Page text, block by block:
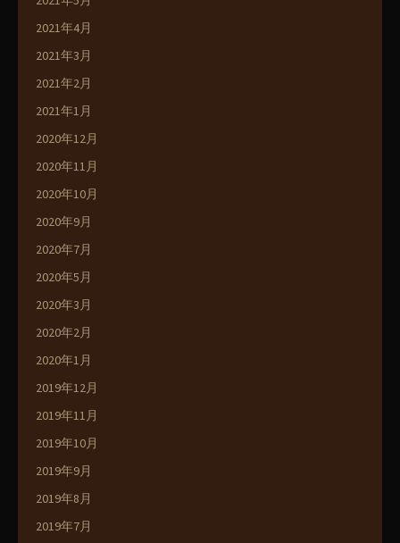
2021年4月
2021年3月
2021年2月
2021年1月
2020年12月
2020年11月
2020年10月
2020年9月
2020年7月
2020年5月
2020年3月
2020年2月
2020年1月
2019年12月
2019年11月
2019年10月
2019年9月
2019年8月
2019年7月